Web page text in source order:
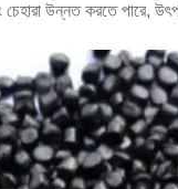
উন্নত করতে পারে,